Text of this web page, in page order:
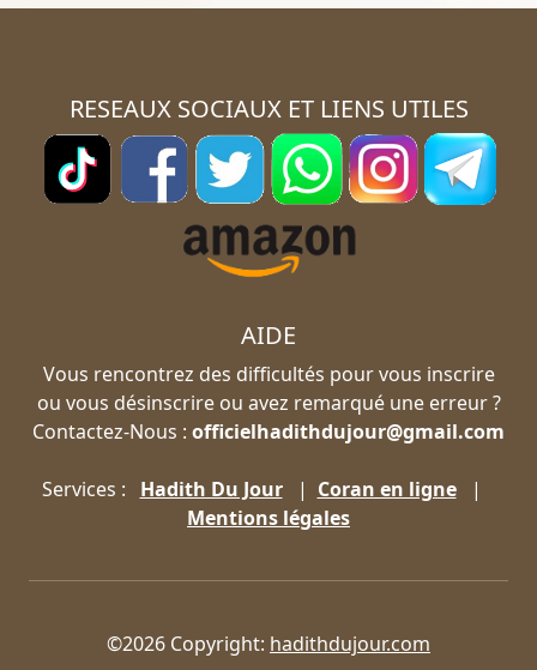
RESEAUX SOCIAUX ET LIENS UTILES
AIDE
Vous rencontrez des difficultés pour vous inscrire
ou vous désinscrire ou avez remarqué une erreur ?
Contactez-Nous : officielhadithdujour@gmail.com
Services : Hadith Du Jour| Coran en ligne|
Mentions légales
©2026 Copyright: hadithdujour.com